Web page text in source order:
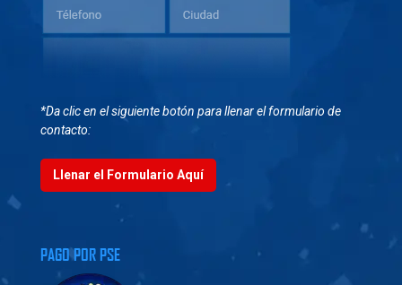
*Da clic en el siguiente botón para llenar el formulario de
contacto:
Llenar el Formulario Aquí
PAGO POR PSE